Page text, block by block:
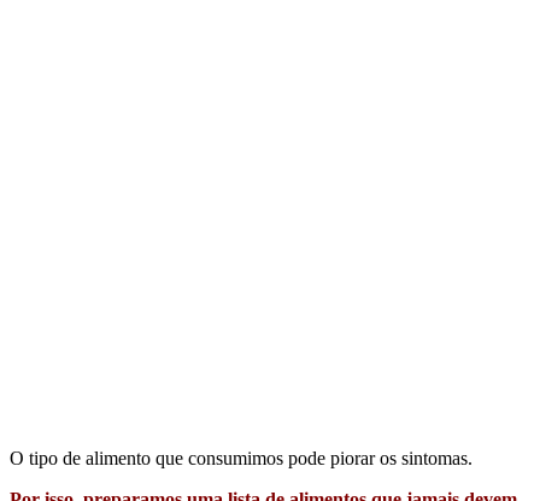
O tipo de alimento que consumimos pode piorar os sintomas.